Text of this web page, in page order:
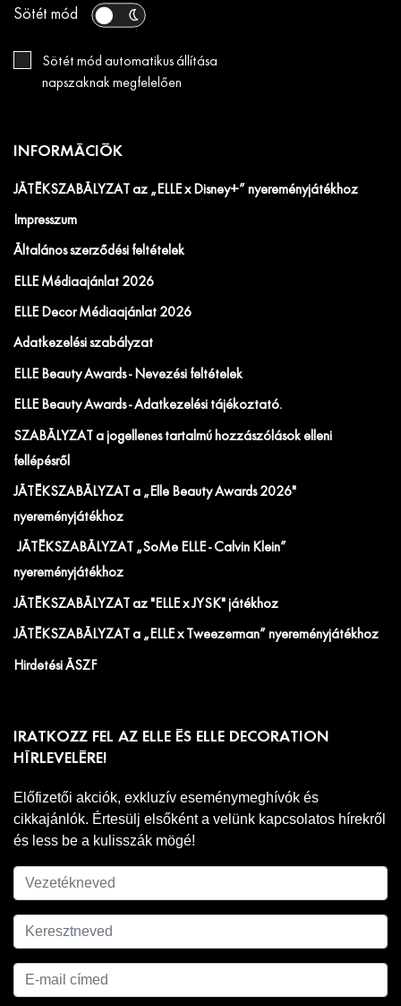
Sötét mód
Sötét mód automatikus állítása
napszaknak megfelelően
INFORMÁCIÓK
JÁTÉKSZABÁLYZAT az „ELLE x Disney+” nyereményjátékhoz
Impresszum
Általános szerződési feltételek
ELLE Médiaajánlat 2026
ELLE Decor Médiaajánlat 2026
Adatkezelési szabályzat
ELLE Beauty Awards - Nevezési feltételek
ELLE Beauty Awards - Adatkezelési tájékoztató.
SZABÁLYZAT a jogellenes tartalmú hozzászólások elleni
fellépésről
JÁTÉKSZABÁLYZAT a „Elle Beauty Awards 2026"
nyereményjátékhoz
JÁTÉKSZABÁLYZAT „SoMe ELLE - Calvin Klein”
nyereményjátékhoz
JÁTÉKSZABÁLYZAT az "ELLE x JYSK" játékhoz
JÁTÉKSZABÁLYZAT a „ELLE x Tweezerman” nyereményjátékhoz
Hirdetési ÁSZF
IRATKOZZ FEL AZ ELLE ÉS ELLE DECORATION
HÍRLEVELÉRE!
Előfizetői akciók, exkluzív eseménymeghívók és
cikkajánlók. Értesülj elsőként a velünk kapcsolatos hírekről
és less be a kulisszák mögé!